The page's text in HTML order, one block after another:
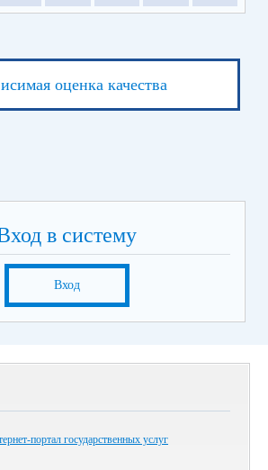
оценка качества
в систему
Вход
портал государственных услуг